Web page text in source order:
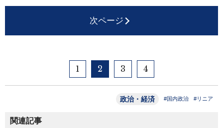
次ページ
1 2 3 4
政治・経済 #国内政治 #リニア
関連記事